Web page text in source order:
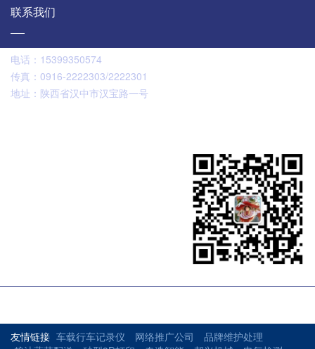
联系我们
电话： 15399350574
传真： 0916-2222303/2222301
地址： 陕西省汉中市汉宝路一号
友情链接 车载行车记录仪 网络推广公司
品牌维护处理